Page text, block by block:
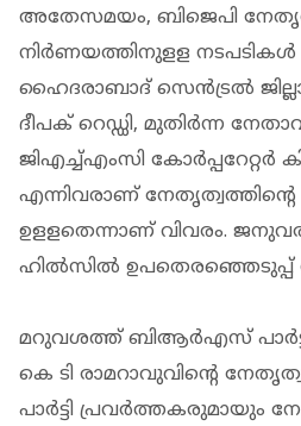
അതേസമയം, ബിജെപി
നിര്‍ണയത്തിനുളള നടപടികള്‍
ഹൈദരാബാദ് സെന്‍ട്രല്‍
ദീപക് റെഡ്ഡി, മുതിര്‍ന്ന
ജിഎച്ച്എംസി കോര്‍പ്പറേറ്റര്‍
എന്നിവരാണ് നേതൃത്വത്തിന്റെ
ഉളളതെന്നാണ് വിവരം.
ഹില്‍സില്‍ ഉപതെരഞ്ഞെടുപ്പ്
മറുവശത്ത് ബിആര്‍എസ്
കെ ടി രാമറാവുവിന്റെ
പാര്‍ട്ടി പ്രവര്‍ത്തകരുമായും